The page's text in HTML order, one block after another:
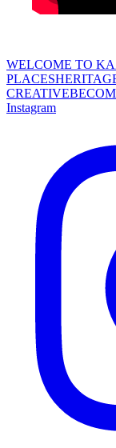
WELCOME TO
PLACES
CREATIVE
Instagram